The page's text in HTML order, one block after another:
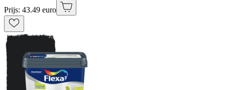
Prijs: 43.49 euro